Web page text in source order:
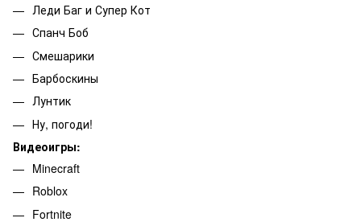
Леди Баг и Супер Кот
Спанч Боб
Смешарики
Барбоскины
Лунтик
Ну, погоди!
Видеоигры:
Minecraft
Roblox
Fortnite